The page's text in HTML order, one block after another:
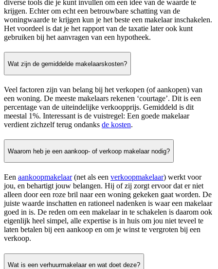
diverse tools die je kunt invullen om een idee van de waarde te
krijgen. Echter om echt een betrouwbare schatting van de
woningwaarde te krijgen kun je het beste een makelaar inschakelen.
Het voordeel is dat je het rapport van de taxatie later ook kunt
gebruiken bij het aanvragen van een hypotheek.
Wat zijn de gemiddelde makelaarskosten?
Veel factoren zijn van belang bij het verkopen (of aankopen) van
een woning. De meeste makelaars rekenen ‘courtage’. Dit is een
percentage van de uiteindelijke verkoopprijs. Gemiddeld is dit
meestal 1%. Interessant is de vuistregel: Een goede makelaar
verdient zichzelf terug ondanks de kosten.
Waarom heb je een aankoop- of verkoop makelaar nodig?
Een aankoopmakelaar(net als een verkoopmakelaar) werkt voor
jou, en behartigt jouw belangen. Hij of zij zorgt ervoor dat er niet
alleen door een roze bril naar een woning gekeken gaat worden. De
juiste waarde inschatten en rationeel nadenken is waar een makelaar
goed in is. De reden om een makelaar in te schakelen is daarom ook
eigenlijk heel simpel, alle expertise is in huis om jou niet teveel te
laten betalen bij een aankoop en om je winst te vergroten bij een
verkoop.
Wat is een verhuurmakelaar en wat doet deze?